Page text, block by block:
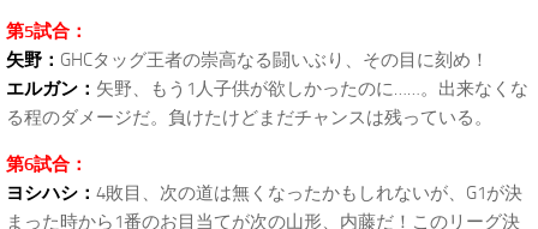
第5試合：
矢野： GHCタッグ王者の崇高なる闘いぶり、その目に刻め！
エルガン： 矢野、もう1人子供が欲しかったのに……。出来なくな
る程のダメージだ。負けたけどまだチャンスは残っている。
第6試合：
ヨシハシ： 4敗目、次の道は無くなったかもしれないが、G1が決
まった時から1番のお目当てが次の山形、内藤だ！このリーグ決